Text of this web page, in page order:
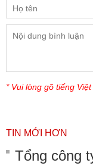
* Vui lòng gõ tiếng
TIN MỚI HƠN
Tổng công